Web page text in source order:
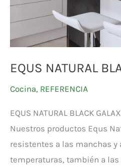
EQUS NATURAL
Cocina, REFERENCIA
EQUS NATURAL BLACK
Nuestros productos Equs
resistentes a las manchas y
temperaturas, también a las